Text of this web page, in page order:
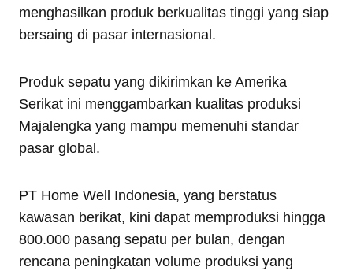
menghasilkan produk berkualitas tinggi yang siap
bersaing di pasar internasional.
Produk sepatu yang dikirimkan ke Amerika
Serikat ini menggambarkan kualitas produksi
Majalengka yang mampu memenuhi standar
pasar global.
PT Home Well Indonesia, yang berstatus
kawasan berikat, kini dapat memproduksi hingga
800.000 pasang sepatu per bulan, dengan
rencana peningkatan volume produksi yang